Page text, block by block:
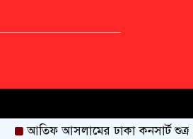
আতিফ আসলামের ঢাকা কনসার্ট শুক্রবার